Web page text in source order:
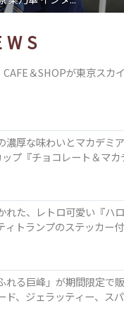
CAFE＆SHOPが東京ス
濃厚な味わいとマカデミ
プ『チョコレート＆マ
れた、レトロ可愛い『ハ
ィトランプのステッカー
れる巨峰」が期間限定で
ド、ジェラッティー、ス